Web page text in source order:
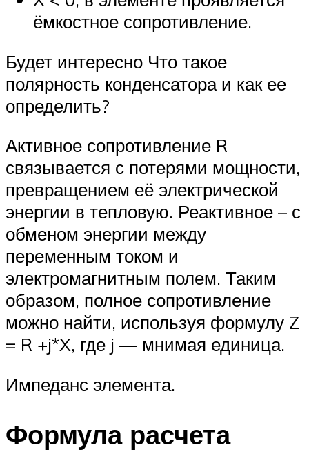
ёмкостное сопротивление.
Будет интересно Что такое
полярность конденсатора и как ее
определить?
Активное сопротивление R
связывается с потерями мощности,
превращением её электрической
энергии в тепловую. Реактивное – с
обменом энергии между
переменным током и
электромагнитным полем. Таким
образом, полное сопротивление
можно найти, используя формулу Z
= R +j*X, где j — мнимая единица.
Импеданс элемента.
Формула расчета